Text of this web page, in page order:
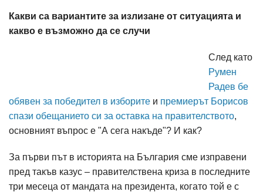
Какви са вариантите за излизане от ситуацията и
какво е възможно да се случи
След като
Румен
Радев бе
обявен за победител в изборите и премиерът Борисов
спази обещанието си за оставка на правителството,
основният въпрос е "А сега накъде"? И как?
За първи път в историята на България сме изправени
пред такъв казус – правителствена криза в последните
три месеца от мандата на президента, когато той е с